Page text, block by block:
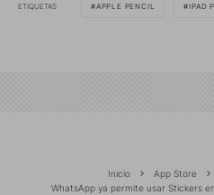
ETIQUETAS APPLE PENCIL IPAD
Inicio App Store
WhatsApp ya permite usar Stickers